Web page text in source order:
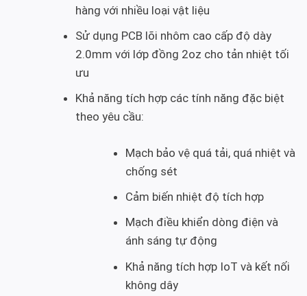
hàng với nhiều loại vật liệu
Sử dụng PCB lõi nhôm cao cấp độ dày
2.0mm với lớp đồng 2oz cho tản nhiệt tối
ưu
Khả năng tích hợp các tính năng đặc biệt
theo yêu cầu:
Mạch bảo vệ quá tải, quá nhiệt và
chống sét
Cảm biến nhiệt độ tích hợp
Mạch điều khiển dòng điện và
ánh sáng tự động
Khả năng tích hợp IoT và kết nối
không dây